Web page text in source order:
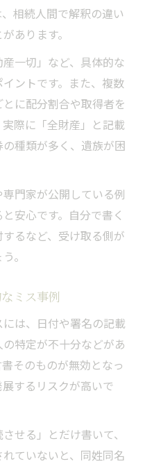
相続人間で解釈の違い
あります。
一切」など、具体的な
ントです。また、複数
に配分割合や取得者を
際に「全財産」と記載
種類が多く、遺族が困
門家が公開している例
安心です。自分で書く
るなど、受け取る側が
。
ミス事例
は、日付や署名の記載
特定が不十分などがあ
そのものが無効となっ
するリスクが高いで
せる」とだけ書いて、
ていないと、同姓同名